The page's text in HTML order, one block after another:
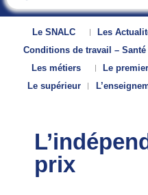
Le SNALC Les
Conditions de travail – Santé
Les métiers
Le
Le supérieur
prix